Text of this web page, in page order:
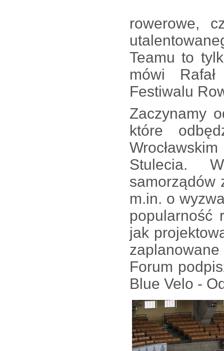
rowerowe,
Teamu to
mówi
Festiwalu
Zaczynamy
które
Stulecia.
samorządów
m.in. o
popularność
jak
zaplanowane
Forum
Blue Velo -